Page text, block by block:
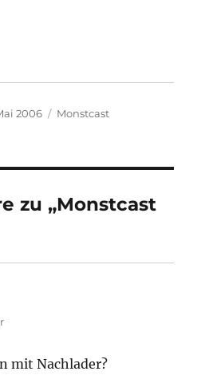
2006 Kategorien
Monstcast
zu „Monstcast
mit Nachlader?